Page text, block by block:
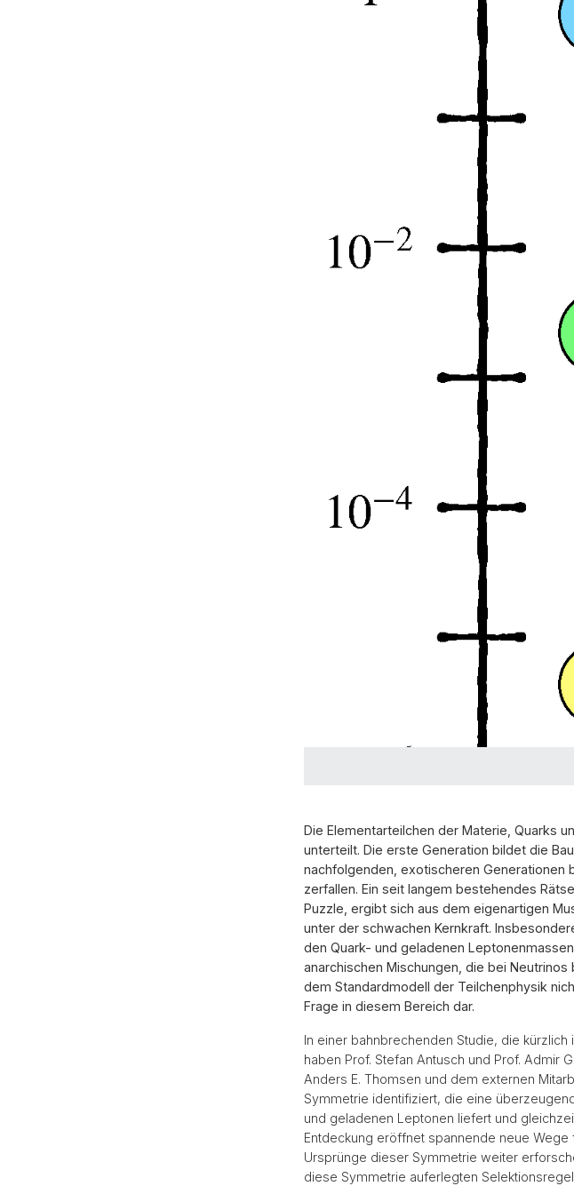
Die Elementarteilchen der Materie, Quarks
unterteilt. Die erste Generation bildet die
nachfolgenden, exotischeren Generationen
zerfallen. Ein seit langem bestehendes
Puzzle, ergibt sich aus dem eigenartigen
unter der schwachen Kernkraft.
den Quark- und geladenen
anarchischen Mischungen, die bei
dem Standardmodell der Teilchenphysik
Frage in diesem Bereich dar.
In einer bahnbrechenden Studie, die
haben Prof. Stefan Antusch und Prof. Admir
Anders E. Thomsen und dem externen
Symmetrie identifiziert, die eine
und geladenen Leptonen liefert und
Entdeckung eröffnet spannende neue
Ursprünge dieser Symmetrie weiter
diese Symmetrie auferlegten